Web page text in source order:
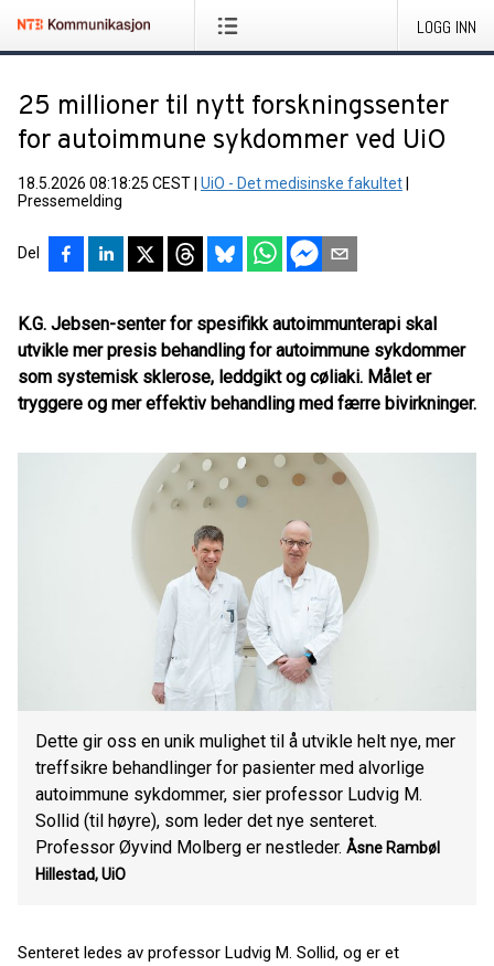
LOGG INN
25 millioner til nytt forskningssenter
for autoimmune sykdommer ved UiO
18.5.2026 08:18:25 CEST UiO - Det medisinske fakultet
Pressemelding
Del
K.G. Jebsen-senter for spesifikk autoimmunterapi skal
utvikle mer presis behandling for autoimmune sykdommer
som systemisk sklerose, leddgikt og cøliaki. Målet er
tryggere og mer effektiv behandling med færre bivirkninger.
Dette gir oss en unik mulighet til å utvikle helt nye, mer
treffsikre behandlinger for pasienter med alvorlige
autoimmune sykdommer, sier professor Ludvig M.
Sollid (til høyre), som leder det nye senteret.
Professor Øyvind Molberg er nestleder. Åsne Rambøl
Hillestad, UiO
Senteret ledes av professor Ludvig M. Sollid, og er et